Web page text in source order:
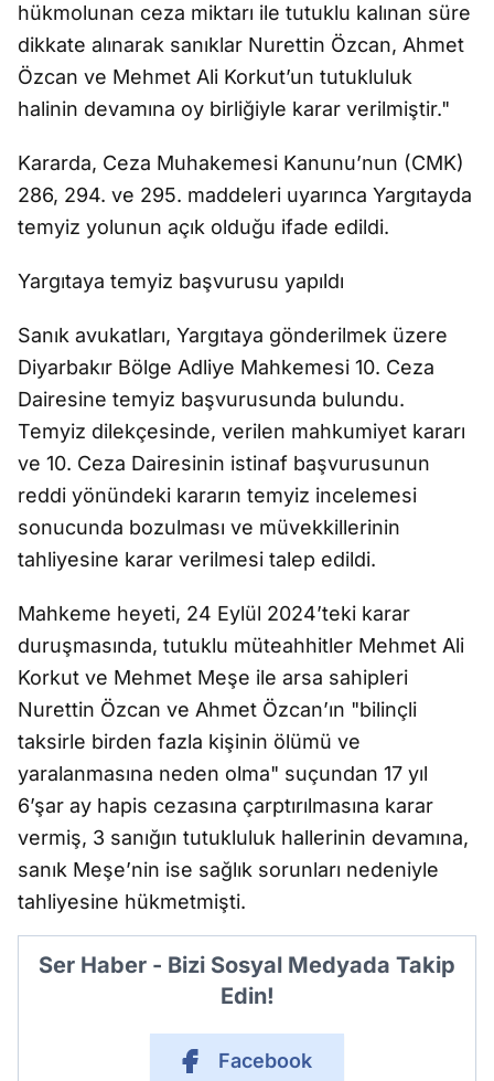
hükmolunan ceza miktarı ile tutuklu kalınan süre
dikkate alınarak sanıklar Nurettin Özcan, Ahmet
Özcan ve Mehmet Ali Korkut’un tutukluluk
halinin devamına oy birliğiyle karar verilmiştir."
Kararda, Ceza Muhakemesi Kanunu’nun (CMK)
286, 294. ve 295. maddeleri uyarınca Yargıtayda
temyiz yolunun açık olduğu ifade edildi.
Yargıtaya temyiz başvurusu yapıldı
Sanık avukatları, Yargıtaya gönderilmek üzere
Diyarbakır Bölge Adliye Mahkemesi 10. Ceza
Dairesine temyiz başvurusunda bulundu.
Temyiz dilekçesinde, verilen mahkumiyet kararı
ve 10. Ceza Dairesinin istinaf başvurusunun
reddi yönündeki kararın temyiz incelemesi
sonucunda bozulması ve müvekkillerinin
tahliyesine karar verilmesi talep edildi.
Mahkeme heyeti, 24 Eylül 2024’teki karar
duruşmasında, tutuklu müteahhitler Mehmet Ali
Korkut ve Mehmet Meşe ile arsa sahipleri
Nurettin Özcan ve Ahmet Özcan’ın "bilinçli
taksirle birden fazla kişinin ölümü ve
yaralanmasına neden olma" suçundan 17 yıl
6’şar ay hapis cezasına çarptırılmasına karar
vermiş, 3 sanığın tutukluluk hallerinin devamına,
sanık Meşe’nin ise sağlık sorunları nedeniyle
tahliyesine hükmetmişti.
Ser Haber - Bizi Sosyal Medyada Takip
Edin!
Facebook